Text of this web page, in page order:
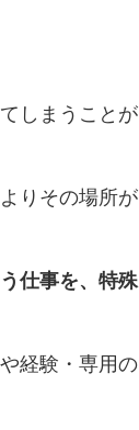
しまうことが
りその場所が
仕事を、特殊
経験・専用の